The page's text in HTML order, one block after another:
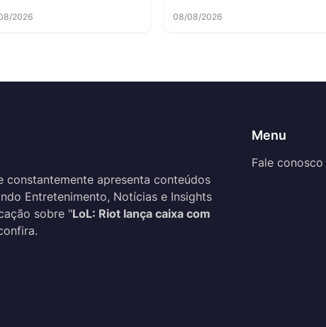
2026 08/08/2026
constantemente apresenta conteúdos
Entretenimento, Notícias e Insights
sobre "LoL: Riot lança caixa com
Menu
Fale conosco